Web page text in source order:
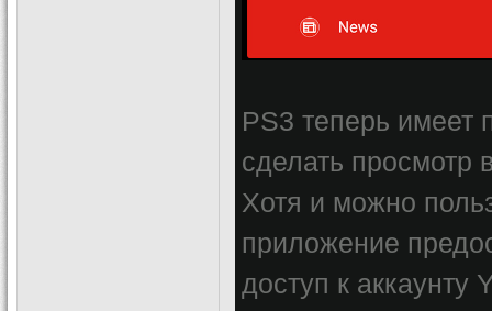
PS3 теперь имеет
сделать просмотр
Хотя и можно
приложение
доступ к аккаунту